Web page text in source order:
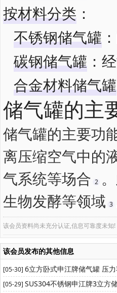
按材料分类 ‌：
不锈钢储气罐
碳钢储气罐 ：
合金材料储气罐
储气罐的主
储气罐的主要功
离压缩空气中的
气系统等场合‌ 2
生物发酵等领域‌ 3
该会员资料尚未充分认证,信息可靠度未知!
该会员发布的其他信息
[05-30] 6立方卧式申江牌储气罐 压
[05-29] SUS304不锈钢申江牌3立方